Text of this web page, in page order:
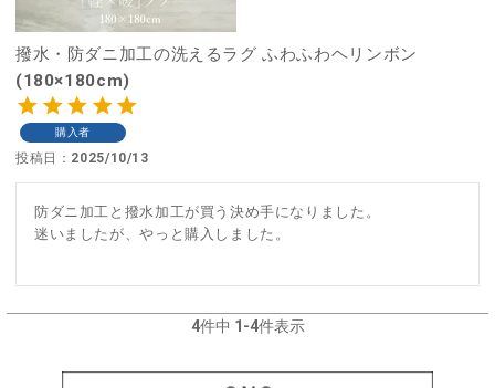
撥水・防ダニ加工の洗えるラグ ふわふわヘリンボン
(180×180cm)
購入者
投稿日 2025/10/13
防ダニ加工と撥水加工が買う決め手になりました。
迷いましたが、やっと購入しました。
4件中 1 -4件表示